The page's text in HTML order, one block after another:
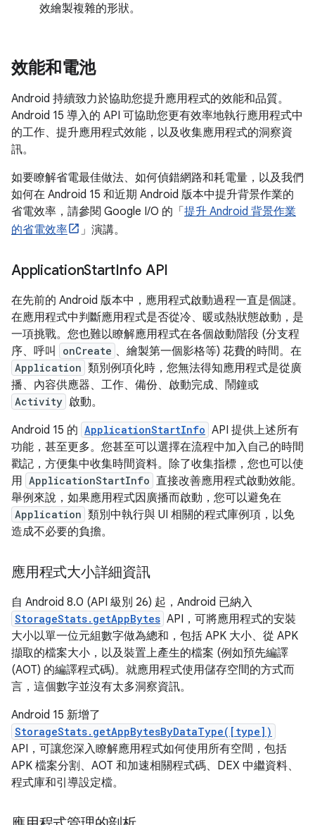
效繪製複雜的形狀。
效能和電池
Android 持續致力於協助您提升應用程式的效能和品質。
Android 15 導入的 API 可協助您更有效率地執行應用程式中
的工作、提升應用程式效能，以及收集應用程式的洞察資
訊。
如要瞭解省電最佳做法、如何偵錯網路和耗電量，以及我們
如何在 Android 15 和近期 Android 版本中提升背景作業的
省電效率，請參閱 Google I/O 的「提升 Android 背景作業
的省電效率
」演講。
ApplicationStartInfo API
在先前的 Android 版本中，應用程式啟動過程一直是個謎。
在應用程式中判斷應用程式是否從冷、暖或熱狀態啟動，是
一項挑戰。您也難以瞭解應用程式在各個啟動階段 (分支程
序、呼叫
onCreate 、繪製第一個影格等) 花費的時間。在
Application 類別例項化時，您無法得知應用程式是從廣
播、內容供應器、工作、備份、啟動完成、鬧鐘或
Activity 啟動。
Android 15 的 ApplicationStartInfo API 提供上述所有
功能，甚至更多。您甚至可以選擇在流程中加入自己的時間
戳記，方便集中收集時間資料。除了收集指標，您也可以使
用 ApplicationStartInfo 直接改善應用程式啟動效能。
舉例來說，如果應用程式因廣播而啟動，您可以避免在
Application 類別中執行與 UI 相關的程式庫例項，以免
造成不必要的負擔。
應用程式大小詳細資訊
自 Android 8.0 (API 級別 26) 起，Android 已納入
StorageStats.getAppBytes API，可將應用程式的安裝
大小以單一位元組數字做為總和，包括 APK 大小、從 APK
擷取的檔案大小，以及裝置上產生的檔案 (例如預先編譯
(AOT) 的編譯程式碼)。就應用程式使用儲存空間的方式而
言，這個數字並沒有太多洞察資訊。
Android 15 新增了
StorageStats.getAppBytesByDataType([type])
API，可讓您深入瞭解應用程式如何使用所有空間，包括
APK 檔案分割、AOT 和加速相關程式碼、DEX 中繼資料、
程式庫和引導設定檔。